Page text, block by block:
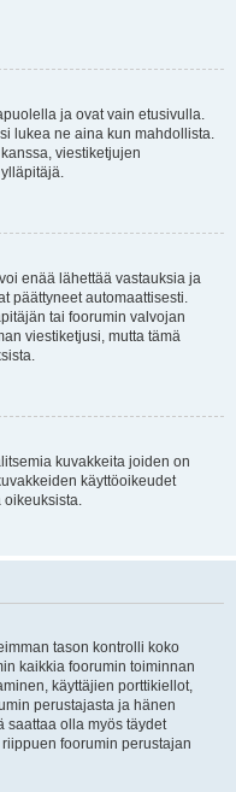
ja ovat vain etusivulla.
lukea ne aina kun mahdollista.
viestiketjujen
enää lähettää vastauksia ja
päättyneet automaattisesti.
tai foorumin valvojan
viestiketjusi, mutta tämä
kuvakkeita joiden on
käyttöoikeudet
oikeuksista.
tason kontrolli koko
kaikkia foorumin toiminnan
käyttäjien porttikiellot,
perustajasta ja hänen
saattaa olla myös täydet
foorumin perustajan